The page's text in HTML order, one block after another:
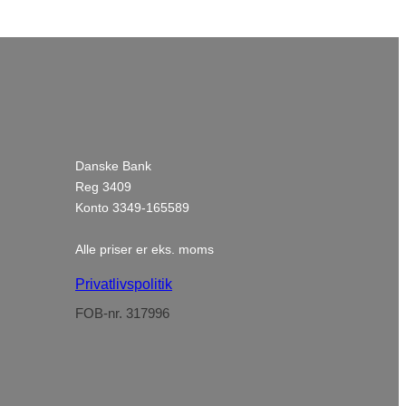
Danske Bank
Reg 3409
Konto 3349-165589
Alle priser er eks. moms
Privatlivspolitik
FOB-nr. 317996